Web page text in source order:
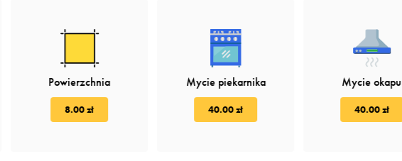
Powierzchnia
8.00 zł
Mycie piekarnika
40.00 zł
Mycie okapu
40.00 zł